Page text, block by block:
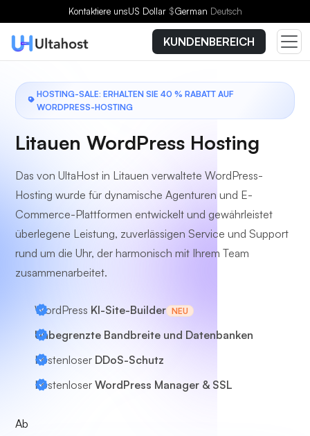
Kontaktiere unsUS Dollar $German Deutsch
KUNDENBEREICH
HOSTING-SALE: ERHALTEN SIE 40 % RABATT AUF
WORDPRESS-HOSTING
Litauen WordPress Hosting
Das von UltaHost in Litauen verwaltete WordPress-
Hosting wurde für dynamische Agenturen und E-
Commerce-Plattformen entwickelt und gewährleistet
überlegene Leistung, zuverlässigen Service und Support
rund um die Uhr, der harmonisch mit Ihrem Team
zusammenarbeitet.
WordPress KI-Site-Builder NEU
Unbegrenzte Bandbreite und Datenbanken
Kostenloser DDoS-Schutz
Kostenloser WordPress Manager & SSL
Ab